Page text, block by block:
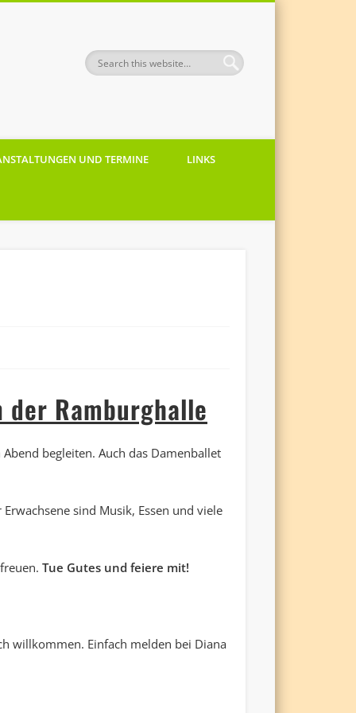
UND TERMINE LINKS
der Ramburghalle
begleiten. Auch das Damenballet
sind Musik, Essen und viele
Tue Gutes und feiere mit!
willkommen. Einfach melden bei Diana